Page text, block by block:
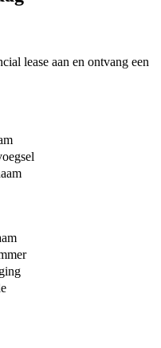
lease aan en ontvang een